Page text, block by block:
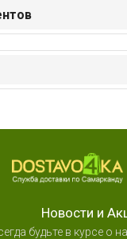
Новости и
будьте в курсе о